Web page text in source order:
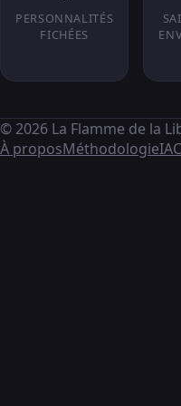
PERSONNALITÉS
FICHÉES
© 2026 La Flamme de la
À proposMéthodologieIA